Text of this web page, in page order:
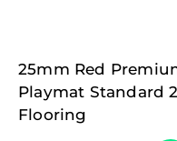
25mm Red
Playmat Standard
Flooring